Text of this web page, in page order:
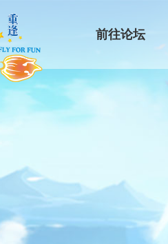
前往论坛